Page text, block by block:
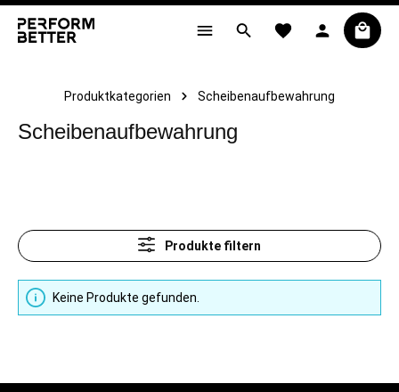
springen
Produktkategorien Scheibenaufbewahrung
Scheibenaufbewahrung
Produkte filtern
Keine Produkte gefunden.